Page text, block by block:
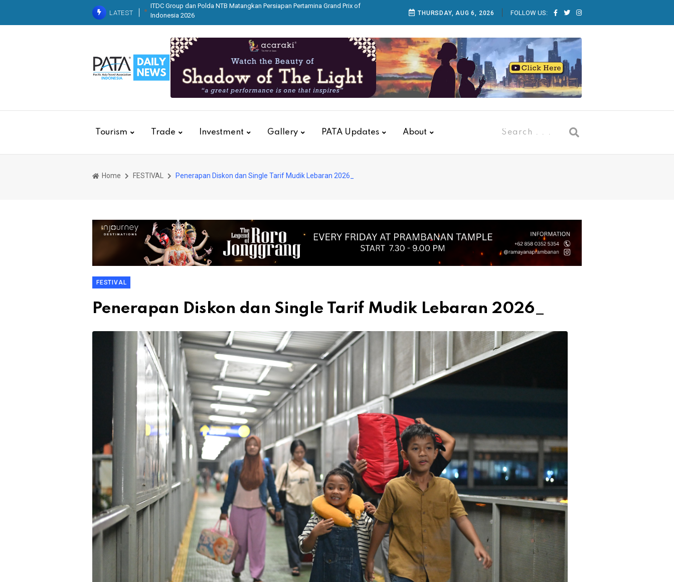
LATEST
Kolaborasi dengan Basarnas, KAI Services Gelar Pelatihan Tanggap Darurat
Kebakaran
Indo Leather & Footwear (ILF) Expo dan Indo Garment & Textile (IGT) Expo
2026 di JIExpo Kemayoran Dibuka
Belajar Aksara Nusantara di Acaraki
THURSDAY, AUG 6, 2026 FOLLOW US:
Tourism Trade Investment Gallery PATA Updates About
Home FESTIVAL Penerapan Diskon dan Single Tarif Mudik Lebaran 2026_
FESTIVAL
Penerapan Diskon dan Single Tarif Mudik Lebaran 2026_